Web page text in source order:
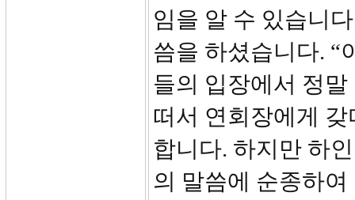
임을 알 수 있습니
씀을 하셨습니다. “
들의 입장에서 정
떠서 연회장에게
합니다. 하지만 하
의 말씀에 순종하